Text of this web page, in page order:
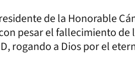
de la Honorable
pesar el fallecimiento
rogando a Dios por el